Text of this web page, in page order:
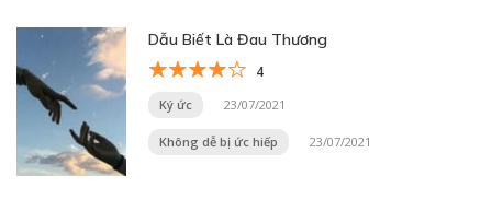
Dẫu Biết Là Đau Thương
4
Ký ức 23/07/2021
Không dễ bị ức hiếp 23/07/2021